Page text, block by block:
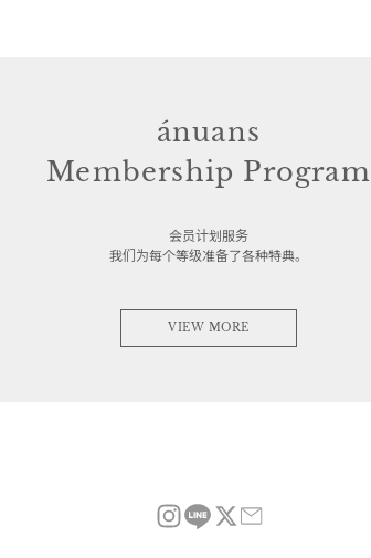
ánuans
Membership Program
会员计划服务
我们为每个等级准备了各种特典。
VIEW MORE